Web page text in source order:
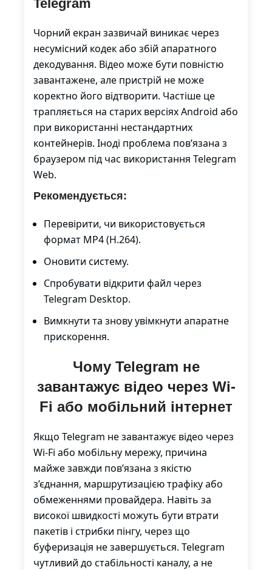
Telegram
Чорний екран зазвичай виникає через
несумісний кодек або збій апаратного
декодування. Відео може бути повністю
завантажене, але пристрій не може
коректно його відтворити. Частіше це
трапляється на старих версіях Android або
при використанні нестандартних
контейнерів. Іноді проблема пов’язана з
браузером під час використання Telegram
Web.
Рекомендується:
Перевірити, чи використовується
формат MP4 (H.264).
Оновити систему.
Спробувати відкрити файл через
Telegram Desktop.
Вимкнути та знову увімкнути апаратне
прискорення.
Чому Telegram не
завантажує відео через Wi-
Fi або мобільний інтернет
Якщо Telegram не завантажує відео через
Wi-Fi або мобільну мережу, причина
майже завжди пов’язана з якістю
з’єднання, маршрутизацією трафіку або
обмеженнями провайдера. Навіть за
високої швидкості можуть бути втрати
пакетів і стрибки пінгу, через що
буферизація не завершується. Telegram
чутливий до стабільності каналу, а не